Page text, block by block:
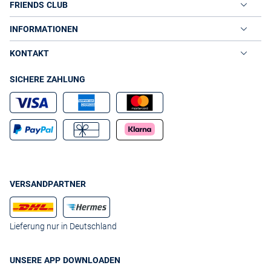
individuellen Kleidungsstil: Als Fachanbieter für anspruchsvolle
Mode bringen wir Ihnen vom Sportdress bis zum Festoutfit für Sie
und Ihre Familie alle Produkte direkt nach Hause. Stöbern Sie in
unserem Onlineshop nach Ihrem neuen Lieblingsdress aus den
aktuellen Kollektionen namhafter Markendesigner.
Für Kinder, Damen und Herren bietet Ihnen der Onlineshop VAN
GRAAF ein Vollsortiment hochwertiger Kleidung für jeden Anlass.
Dabei profitieren Sie nicht nur von der Zeitersparnis und dem
Komfort während dem Einkauf, sondern auch von unseren günstigen
Preisen, die Sie beim Online einkaufen der Herren Kapuzenpullover
und vieler weiterer Produkte nicht nur bei reduzierter Ware schnell
FRIENDS CLUB
INFORMATIONEN
KONTAKT
SICHERE ZAHLUNG
VERSANDPARTNER
Lieferung nur in Deutschland
UNSERE APP DOWNLOADEN